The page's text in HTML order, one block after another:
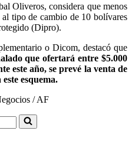
Oliveros, considera que menos
tipo de cambio de 10 bolívares
(Dipro).
o Dicom, destacó que
que ofertará entre $5.000
este año, se prevé la venta de
esquema.
/ AF